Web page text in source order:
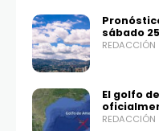
sábado
REDACCIÓN
El golfo
REDACCIÓN